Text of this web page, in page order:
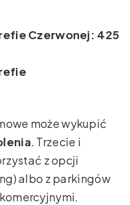
Czerwonej: 425
może wykupić
. Trzecie i
z opcji
albo z parkingów